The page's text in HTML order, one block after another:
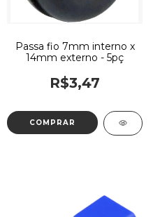
Passa fio 7mm interno x
14mm externo - 5pç
R$3,47